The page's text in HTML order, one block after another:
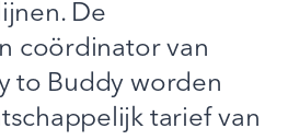
De
coördinator van
to Buddy worden
tarief van